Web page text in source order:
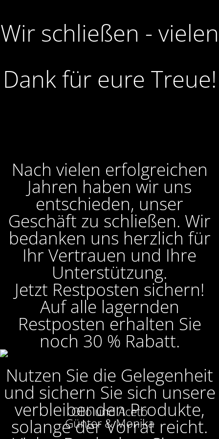
Wir schließen - vielen
Dank für eure Treue!
Nach vielen erfolgreichen
Jahren haben wir uns
entschieden, unser
Geschäft zu schließen. Wir
bedanken uns herzlich für
Ihr Vertrauen und Ihre
Unterstützung.
Jetzt Restposten sichern!
Auf alle lagernden
Restposten erhalten Sie
noch 30 % Rabatt.
Nutzen Sie die Gelegenheit
und sichern Sie sich unsere
verbleibenden Produkte,
solange der Vorrat reicht.
Olio und Aceto
Günter & Monika